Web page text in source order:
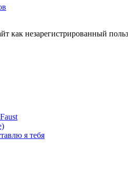
как незарегистрированный
я тебя